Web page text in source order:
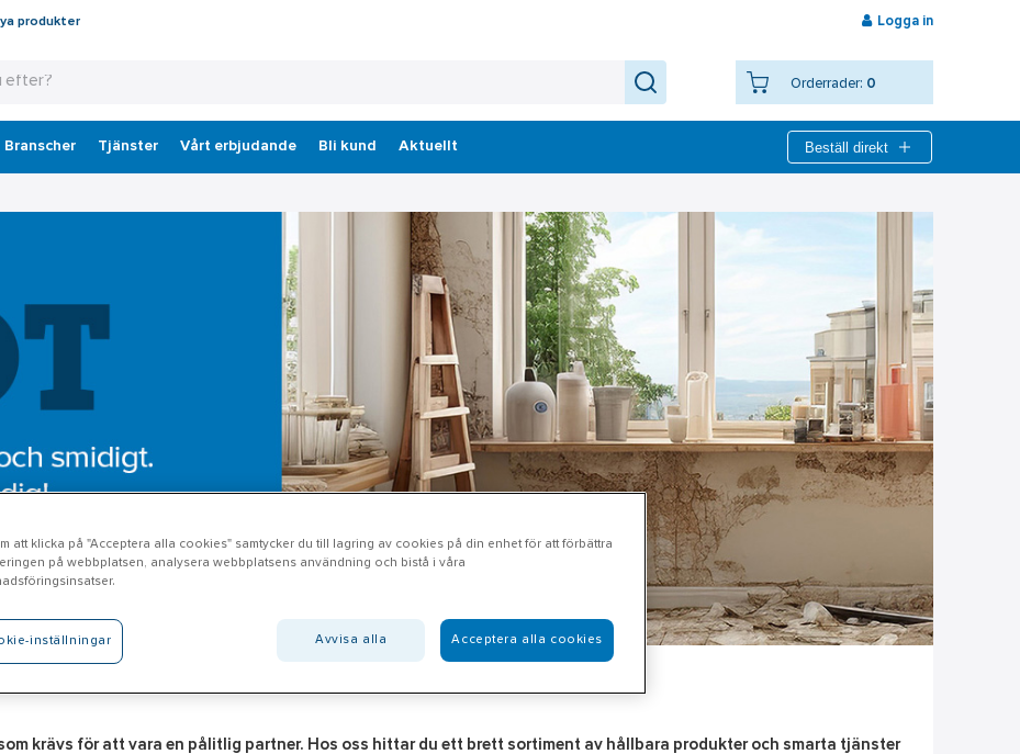
produkter Logga in
Orderrader: 0
Branscher Tjänster Vårt erbjudande Bli kund Aktuellt Beställ direkt
krävs för att vara en pålitlig partner. Hos oss hittar du ett brett sortiment av hållbara produkter och smarta tjänster
att klicka på "Acceptera alla cookies" samtycker du till lagring av cookies på din enhet för att förbättra
på webbplatsen, analysera webbplatsens användning och bistå i våra
inställningar Avvisa alla Acceptera alla cookies